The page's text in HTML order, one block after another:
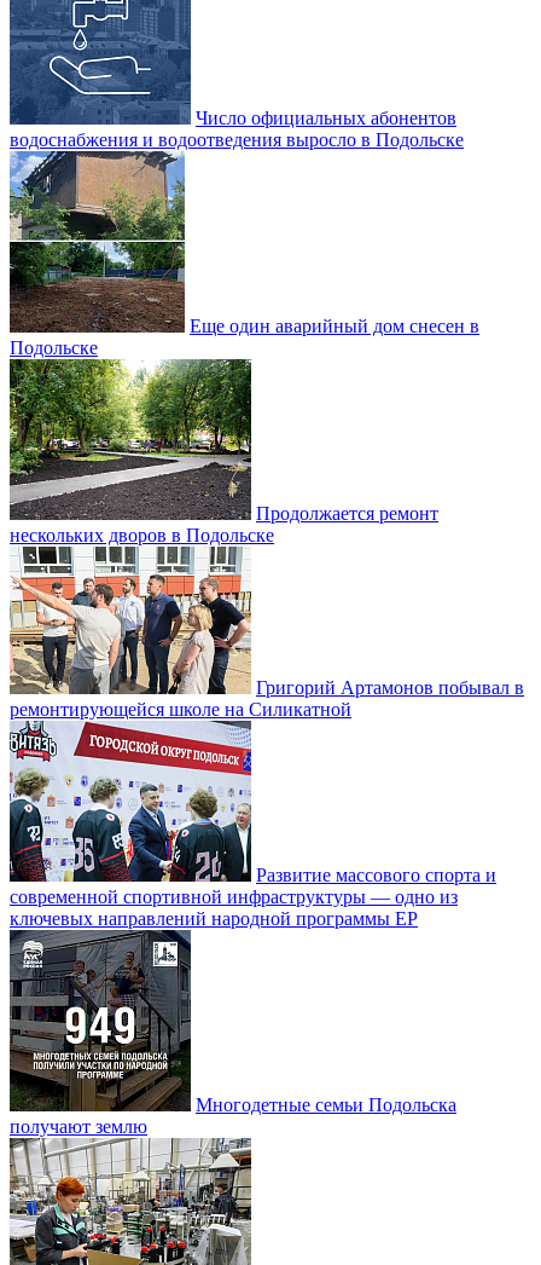
Число официальных абонентов
водоснабжения и водоотведения выросло в Подольске
Еще один аварийный дом снесен в
Подольске
Продолжается ремонт
нескольких дворов в Подольске
Григорий Артамонов побывал в
ремонтирующейся школе на Силикатной
Развитие массового спорта и
современной спортивной инфраструктуры — одно из
ключевых направлений народной программы ЕР
Многодетные семьи Подольска
получают землю